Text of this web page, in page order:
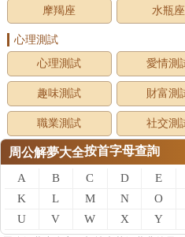
摩羯座 水瓶座
心理測試
心理測試
愛情測
趣味測試 財富測
職業測試 社交測
周公解夢大全按首字母查詢
A B C D E
K
L M N O
U
V W X Y